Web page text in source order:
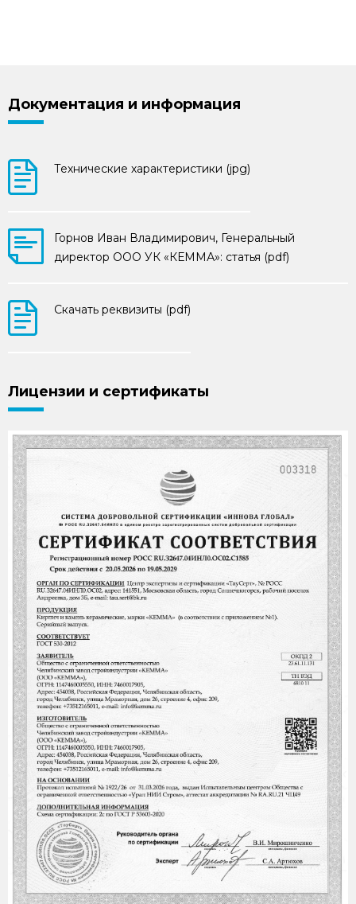
Документация и информация
Технические характеристики (jpg)
Горнов Иван Владимирович, Генеральный
директор ООО УК «КЕММА»: статья (pdf)
Скачать реквизиты (pdf)
Лицензии и сертификаты